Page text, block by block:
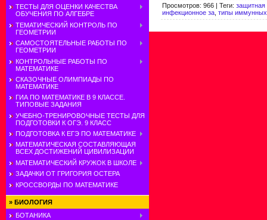
ТЕСТЫ ДЛЯ ОЦЕНКИ КАЧЕСТВА
ОБУЧЕНИЯ ПО АЛГЕБРЕ
ТЕМАТИЧЕСКИЙ КОНТРОЛЬ ПО
ГЕОМЕТРИИ
САМОСТОЯТЕЛЬНЫЕ РАБОТЫ ПО
ГЕОМЕТРИИ
КОНТРОЛЬНЫЕ РАБОТЫ ПО
МАТЕМАТИКЕ
СКАЗОЧНЫЕ ОЛИМПИАДЫ ПО
МАТЕМАТИКЕ
ГИА ПО МАТЕМАТИКЕ В 9 КЛАССЕ.
ТИПОВЫЕ ЗАДАНИЯ
УЧЕБНО-ТРЕНИРОВОЧНЫЕ ТЕСТЫ ДЛЯ
ПОДГОТОВКИ К ОГЭ. 9 КЛАСС
ПОДГОТОВКА К ЕГЭ ПО МАТЕМАТИКЕ
МАТЕМАТИЧЕСКАЯ СОСТАВЛЯЮЩАЯ
ВСЕХ ДОСТИЖЕНИЙ ЦИВИЛИЗАЦИИ
МАТЕМАТИЧЕСКИЙ КРУЖОК В ШКОЛЕ
ЗАДАЧКИ ОТ ГРИГОРИЯ ОСТЕРА
КРОССВОРДЫ ПО МАТЕМАТИКЕ
» БИОЛОГИЯ
БОТАНИКА
Просмотров: 966 | Теги: защитная
инфекционное за типы иммунных